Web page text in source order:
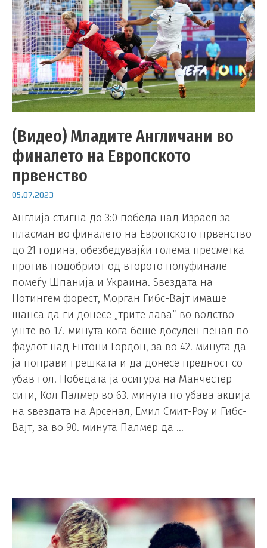
(Видео) Младите Англичани во
финалето на Европското
првенство
05.07.2023
Англија стигна до 3:0 победа над Израел за
пласман во финалето на Европското првенство
до 21 година, обезбедувајќи голема пресметка
против подобриот од второто полуфинале
помеѓу Шпанија и Украина. Ѕвездата на
Нотингем форест, Морган Гибс-Вајт имаше
шанса да ги донесе „трите лава“ во водство
уште во 17. минута кога беше досуден пенал по
фаулот над Ентони Гордон, за во 42. минута да
ја поправи грешката и да донесе предност со
убав гол. Победата ја осигура на Манчестер
сити, Кол Палмер во 63. минута по убава акција
на ѕвездата на Арсенал, Емил Смит-Роу и Гибс-
Вајт, за во 90. минута Палмер да …